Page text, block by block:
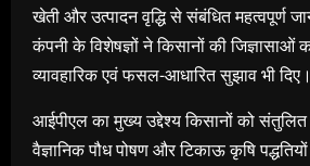
खेती और उत्पादन वृद्धि से संबंधित महत्वपूर्ण
कंपनी के विशेषज्ञों ने किसानों की जिज्ञासाओं
व्यावहारिक एवं फसल-आधारित सुझाव भी दिए।
आईपीएल का मुख्य उद्देश्य किसानों को संतुलित
वैज्ञानिक पौध पोषण और टिकाऊ कृषि